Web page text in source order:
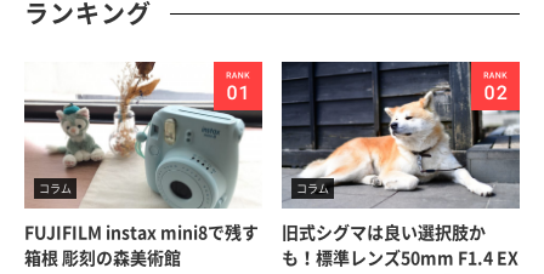
ランキング
コラム
FUJIFILM instax mini8で残す
箱根 彫刻の森美術館
コラム
旧式シグマは良い選択肢か
も！標準レンズ50mm F1.4 EX